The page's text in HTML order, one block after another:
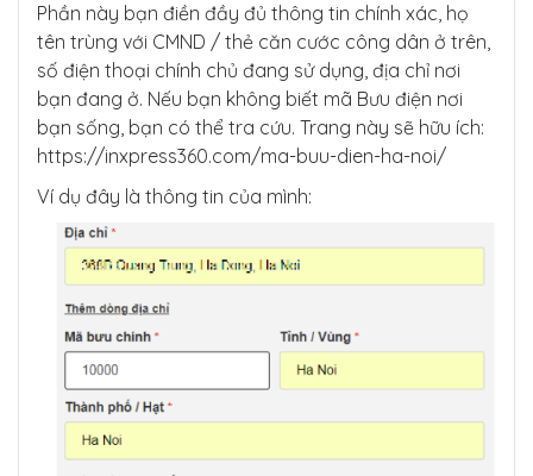
Phần này bạn điền đầy đủ thông tin chính xác, họ
tên trùng với CMND / thẻ căn cước công dân ở trên,
số điện thoại chính chủ đang sử dụng, địa chỉ nơi
bạn đang ở. Nếu bạn không biết mã Bưu điện nơi
bạn sống, bạn có thể tra cứu. Trang này sẽ hữu ích:
https://inxpress360.com/ma-buu-dien-ha-noi/
Ví dụ đây là thông tin của mình: